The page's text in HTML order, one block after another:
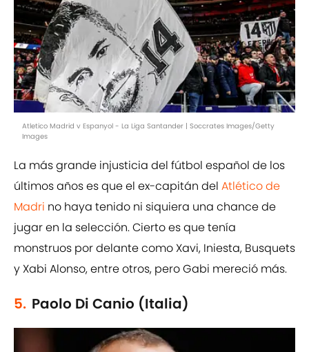
Atletico Madrid v Espanyol - La Liga Santander | Soccrates Images/Getty
Images
La más grande injusticia del fútbol español de los
últimos años es que el ex-capitán del Atlético de
Madri no haya tenido ni siquiera una chance de
jugar en la selección. Cierto es que tenía
monstruos por delante como Xavi, Iniesta, Busquets
y Xabi Alonso, entre otros, pero Gabi mereció más.
5. Paolo Di Canio (Italia)